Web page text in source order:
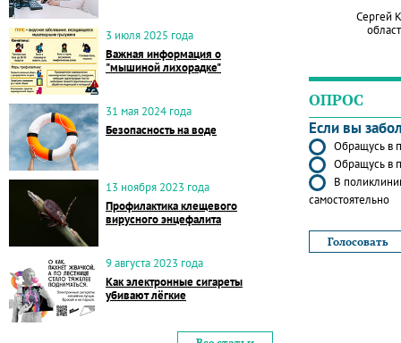
3 июля 2025 года
Важная информация о
"мышиной лихорадке"
31 мая 2024 года
Безопасность на воде
13 ноября 2023 года
Профилактика клещевого
вирусного энцефалита
9 августа 2023 года
Как электронные сигареты
убивают лёгкие
Сергей
ОПРОС
Если вы
Обращусь в
Обращусь в
В
самостоятельно